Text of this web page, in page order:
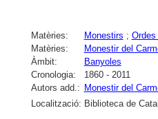
Matèries: Monestirs ; Ordes
Matèries:
Monestir del
Àmbit:
Banyoles
Cronologia:
1860 - 2011
Autors add.: Monestir del
Localització: Biblioteca de